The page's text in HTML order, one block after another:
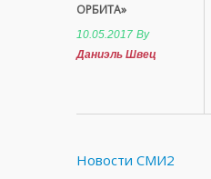
ОРБИТА»
10.05.2017 By
Даниэль Швец
Новости СМИ2